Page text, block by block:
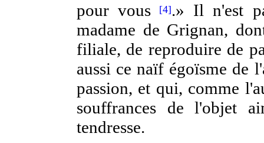
pour vous [4].» Il n'est
madame de Grignan,
filiale, de reproduire de
aussi ce naïf égoïsme de
passion, et qui, comme
souffrances de l'objet
tendresse.